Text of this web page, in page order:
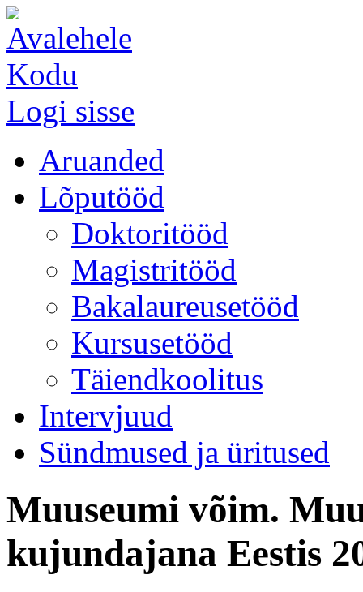
Kodu
Logi sisse
Aruanded
Lõputööd
Doktoritööd
Magistritööd
Bakalaureusetööd
Kursusetööd
Täiendkoolitus
Intervjuud
Sündmused ja üritused
Muuseumi võim.
kujundajana Eestis